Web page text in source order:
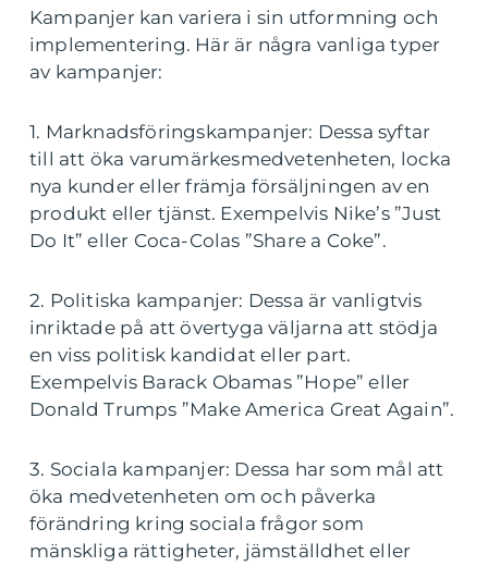
Kampanjer kan variera i sin utformning och
implementering. Här är några vanliga typer
av kampanjer:
1. Marknadsföringskampanjer: Dessa syftar
till att öka varumärkesmedvetenheten, locka
nya kunder eller främja försäljningen av en
produkt eller tjänst. Exempelvis Nike’s ”Just
Do It” eller Coca-Colas ”Share a Coke”.
2. Politiska kampanjer: Dessa är vanligtvis
inriktade på att övertyga väljarna att stödja
en viss politisk kandidat eller part.
Exempelvis Barack Obamas ”Hope” eller
Donald Trumps ”Make America Great Again”.
3. Sociala kampanjer: Dessa har som mål att
öka medvetenheten om och påverka
förändring kring sociala frågor som
mänskliga rättigheter, jämställdhet eller